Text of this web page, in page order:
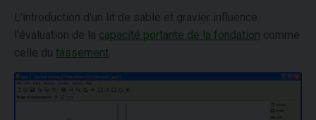
L'introduction d'un lit de sable et gravier influence
l'évaluation de la capacité portante de la fondation comme
celle du tassement